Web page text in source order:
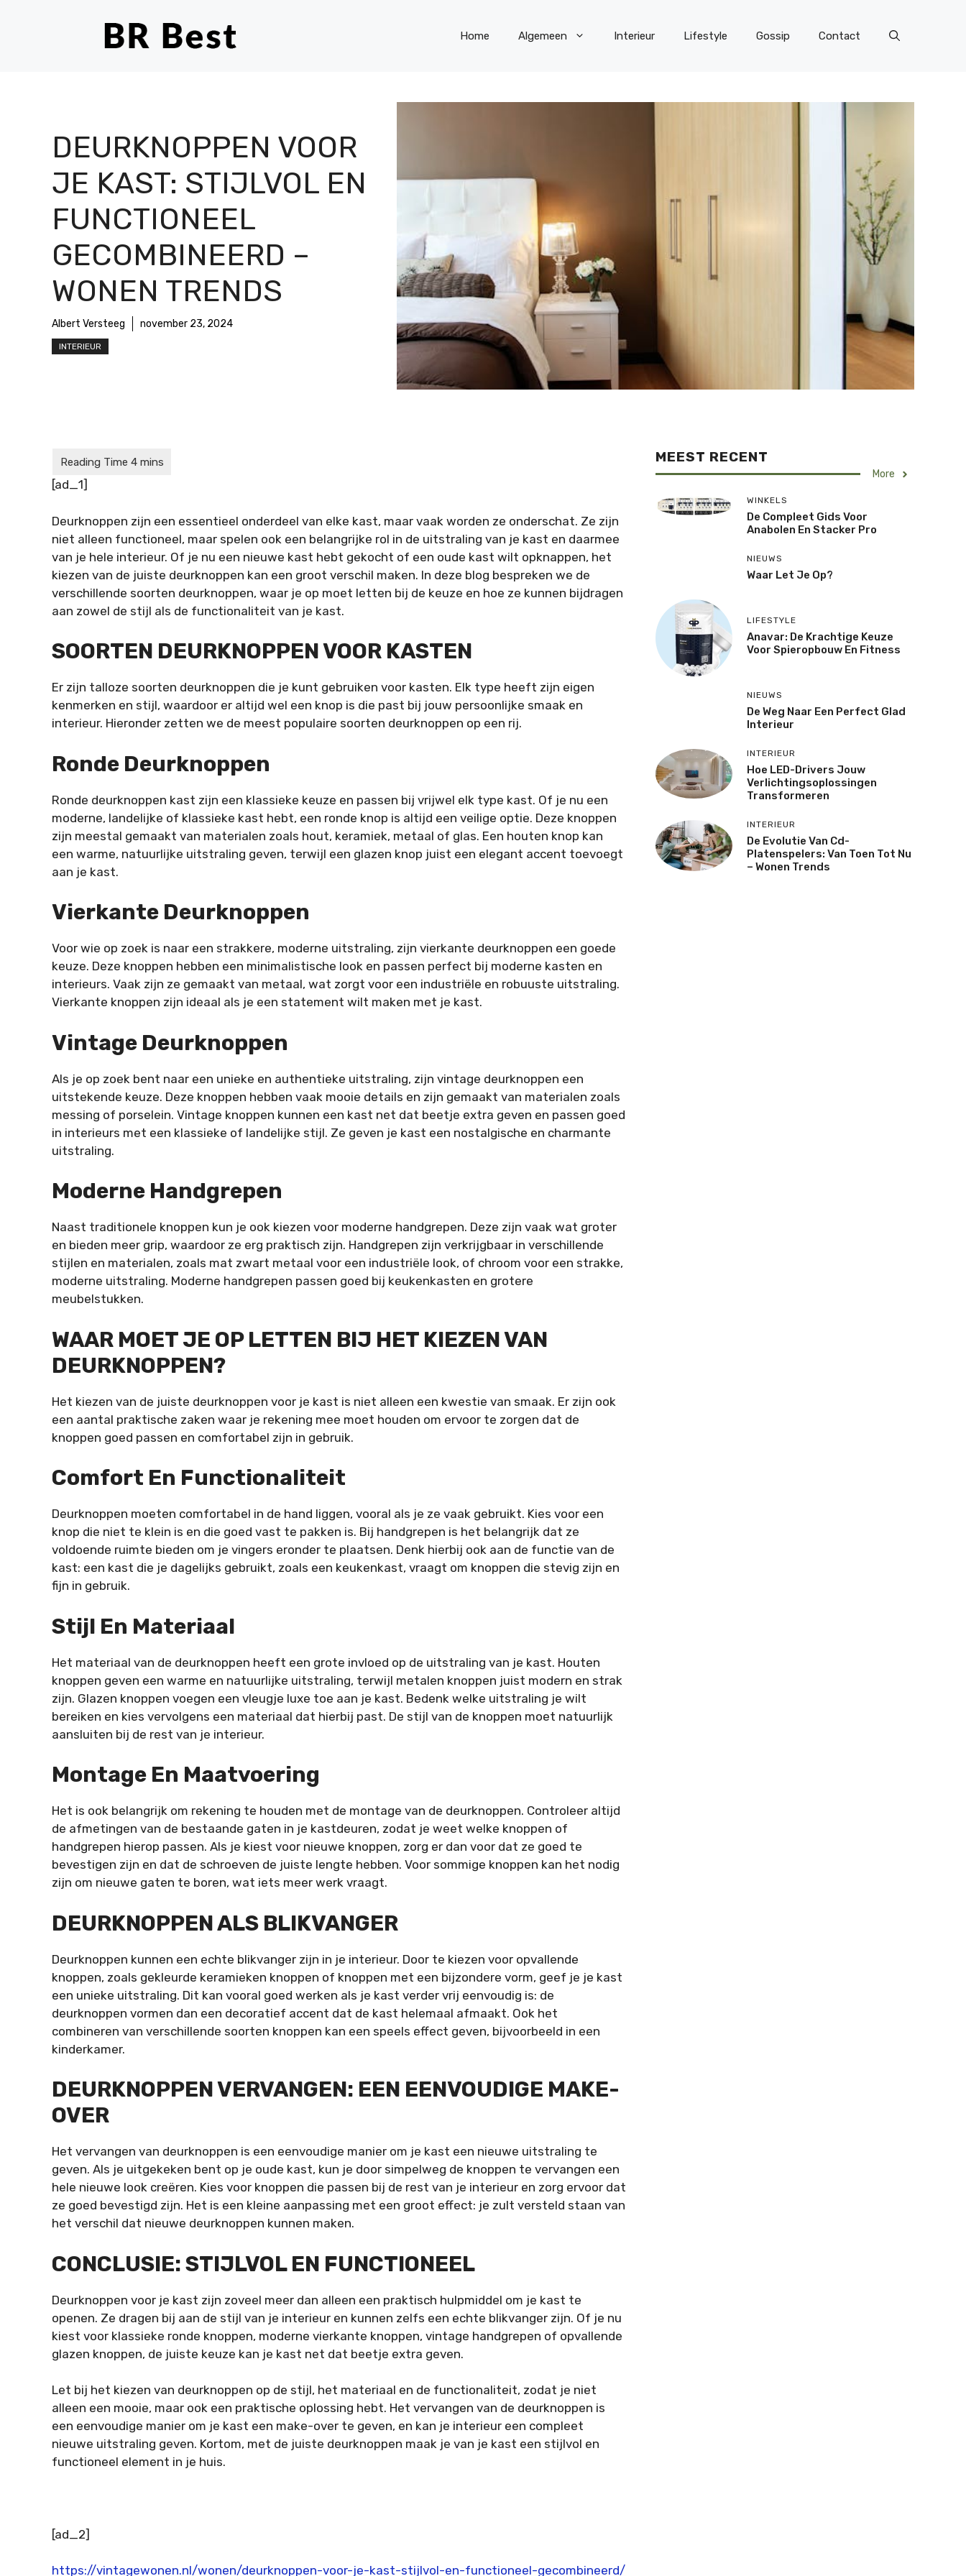
Home Algemeen Interieur Lifestyle Gossip Contact
DEURKNOPPEN VOOR
JE KAST: STIJLVOL EN
FUNCTIONEEL
GECOMBINEERD –
WONEN TRENDS
Albert Versteeg november 23, 2024
INTERIEUR
[ad_1]
Deurknoppen zijn een essentieel onderdeel van elke kast, maar vaak worden ze onderschat. Ze zijn
niet alleen functioneel, maar spelen ook een belangrijke rol in de uitstraling van je kast en daarmee
van je hele interieur. Of je nu een nieuwe kast hebt gekocht of een oude kast wilt opknappen, het
kiezen van de juiste deurknoppen kan een groot verschil maken. In deze blog bespreken we de
verschillende soorten deurknoppen, waar je op moet letten bij de keuze en hoe ze kunnen bijdragen
aan zowel de stijl als de functionaliteit van je kast.
SOORTEN DEURKNOPPEN VOOR KASTEN
Er zijn talloze soorten deurknoppen die je kunt gebruiken voor kasten. Elk type heeft zijn eigen
kenmerken en stijl, waardoor er altijd wel een knop is die past bij jouw persoonlijke smaak en
interieur. Hieronder zetten we de meest populaire soorten deurknoppen op een rij.
Ronde Deurknoppen
Ronde deurknoppen kast zijn een klassieke keuze en passen bij vrijwel elk type kast. Of je nu een
moderne, landelijke of klassieke kast hebt, een ronde knop is altijd een veilige optie. Deze knoppen
zijn meestal gemaakt van materialen zoals hout, keramiek, metaal of glas. Een houten knop kan
een warme, natuurlijke uitstraling geven, terwijl een glazen knop juist een elegant accent toevoegt
aan je kast.
Vierkante Deurknoppen
Voor wie op zoek is naar een strakkere, moderne uitstraling, zijn vierkante deurknoppen een goede
keuze. Deze knoppen hebben een minimalistische look en passen perfect bij moderne kasten en
interieurs. Vaak zijn ze gemaakt van metaal, wat zorgt voor een industriële en robuuste uitstraling.
Vierkante knoppen zijn ideaal als je een statement wilt maken met je kast.
Vintage Deurknoppen
Als je op zoek bent naar een unieke en authentieke uitstraling, zijn vintage deurknoppen een
uitstekende keuze. Deze knoppen hebben vaak mooie details en zijn gemaakt van materialen zoals
messing of porselein. Vintage knoppen kunnen een kast net dat beetje extra geven en passen goed
in interieurs met een klassieke of landelijke stijl. Ze geven je kast een nostalgische en charmante
uitstraling.
Moderne Handgrepen
Naast traditionele knoppen kun je ook kiezen voor moderne handgrepen. Deze zijn vaak wat groter
en bieden meer grip, waardoor ze erg praktisch zijn. Handgrepen zijn verkrijgbaar in verschillende
stijlen en materialen, zoals mat zwart metaal voor een industriële look, of chroom voor een strakke,
moderne uitstraling. Moderne handgrepen passen goed bij keukenkasten en grotere
meubelstukken.
WAAR MOET JE OP LETTEN BIJ HET KIEZEN VAN
DEURKNOPPEN?
Het kiezen van de juiste deurknoppen voor je kast is niet alleen een kwestie van smaak. Er zijn ook
een aantal praktische zaken waar je rekening mee moet houden om ervoor te zorgen dat de
knoppen goed passen en comfortabel zijn in gebruik.
Comfort En Functionaliteit
Deurknoppen moeten comfortabel in de hand liggen, vooral als je ze vaak gebruikt. Kies voor een
knop die niet te klein is en die goed vast te pakken is. Bij handgrepen is het belangrijk dat ze
voldoende ruimte bieden om je vingers eronder te plaatsen. Denk hierbij ook aan de functie van de
kast: een kast die je dagelijks gebruikt, zoals een keukenkast, vraagt om knoppen die stevig zijn en
fijn in gebruik.
Stijl En Materiaal
Het materiaal van de deurknoppen heeft een grote invloed op de uitstraling van je kast. Houten
knoppen geven een warme en natuurlijke uitstraling, terwijl metalen knoppen juist modern en strak
zijn. Glazen knoppen voegen een vleugje luxe toe aan je kast. Bedenk welke uitstraling je wilt
bereiken en kies vervolgens een materiaal dat hierbij past. De stijl van de knoppen moet natuurlijk
aansluiten bij de rest van je interieur.
Montage En Maatvoering
Het is ook belangrijk om rekening te houden met de montage van de deurknoppen. Controleer altijd
de afmetingen van de bestaande gaten in je kastdeuren, zodat je weet welke knoppen of
handgrepen hierop passen. Als je kiest voor nieuwe knoppen, zorg er dan voor dat ze goed te
bevestigen zijn en dat de schroeven de juiste lengte hebben. Voor sommige knoppen kan het nodig
zijn om nieuwe gaten te boren, wat iets meer werk vraagt.
DEURKNOPPEN ALS BLIKVANGER
Deurknoppen kunnen een echte blikvanger zijn in je interieur. Door te kiezen voor opvallende
knoppen, zoals gekleurde keramieken knoppen of knoppen met een bijzondere vorm, geef je je kast
een unieke uitstraling. Dit kan vooral goed werken als je kast verder vrij eenvoudig is: de
deurknoppen vormen dan een decoratief accent dat de kast helemaal afmaakt. Ook het
combineren van verschillende soorten knoppen kan een speels effect geven, bijvoorbeeld in een
kinderkamer.
DEURKNOPPEN VERVANGEN: EEN EENVOUDIGE MAKE-
OVER
Het vervangen van deurknoppen is een eenvoudige manier om je kast een nieuwe uitstraling te
geven. Als je uitgekeken bent op je oude kast, kun je door simpelweg de knoppen te vervangen een
hele nieuwe look creëren. Kies voor knoppen die passen bij de rest van je interieur en zorg ervoor dat
ze goed bevestigd zijn. Het is een kleine aanpassing met een groot effect: je zult versteld staan van
het verschil dat nieuwe deurknoppen kunnen maken.
CONCLUSIE: STIJLVOL EN FUNCTIONEEL
Deurknoppen voor je kast zijn zoveel meer dan alleen een praktisch hulpmiddel om je kast te
openen. Ze dragen bij aan de stijl van je interieur en kunnen zelfs een echte blikvanger zijn. Of je nu
kiest voor klassieke ronde knoppen, moderne vierkante knoppen, vintage handgrepen of opvallende
glazen knoppen, de juiste keuze kan je kast net dat beetje extra geven.
Let bij het kiezen van deurknoppen op de stijl, het materiaal en de functionaliteit, zodat je niet
alleen een mooie, maar ook een praktische oplossing hebt. Het vervangen van de deurknoppen is
een eenvoudige manier om je kast een make-over te geven, en kan je interieur een compleet
nieuwe uitstraling geven. Kortom, met de juiste deurknoppen maak je van je kast een stijlvol en
functioneel element in je huis.
[ad_2]
https://vintagewonen.nl/wonen/deurknoppen-voor-je-kast-stijlvol-en-functioneel-gecombineerd/
MEEST RECENT
More
WINKELS
De Compleet Gids Voor
Anabolen En Stacker Pro
NIEUWS
Waar Let Je Op?
LIFESTYLE
Anavar: De Krachtige Keuze
Voor Spieropbouw En Fitness
NIEUWS
De Weg Naar Een Perfect Glad
Interieur
INTERIEUR
Hoe LED-Drivers Jouw
Verlichtingsoplossingen
Transformeren
INTERIEUR
De Evolutie Van Cd-
Platenspelers: Van Toen Tot Nu
– Wonen Trends